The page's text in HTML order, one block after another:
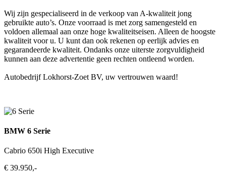
Wij zijn gespecialiseerd in de verkoop van A-kwaliteit jong
gebruikte auto’s. Onze voorraad is met zorg samengesteld en
voldoen allemaal aan onze hoge kwaliteitseisen. Alleen de hoogste
kwaliteit voor u. U kunt dan ook rekenen op eerlijk advies en
gegarandeerde kwaliteit. Ondanks onze uiterste zorgvuldigheid
kunnen aan deze advertentie geen rechten ontleend worden.
Autobedrijf Lokhorst-Zoet BV, uw vertrouwen waard!
BMW 6 Serie
Cabrio 650i High Executive
€ 39.950,-